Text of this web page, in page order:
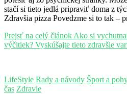
stačí si tieto jedlá pripraviť doma z
Zdravšia pizza Povedzme si to tak –
Prejsť na celý článok Ako si
výčitiek? Vyskúšajte tieto zdravšie
LifeStyle Rady a návody Šport a
čas Zdravie